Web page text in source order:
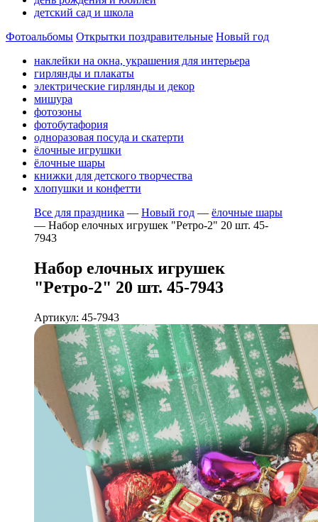
детский сад и школа
Фотоальбомы Открытки поздравительные Новый год
наклейки на окна, украшения для интерьера
гирлянды и плакаты
электрические гирлянды и декор
мишура
фотозоны
фотобутафория
одноразовая посуда и скатерти
ёлочные игрушки
ёлочные шары
книжки для детского творчества
хлопушки и конфетти
Все для праздника — Новый год — ёлочные шары
— Набор елочных игрушек "Ретро-2" 20 шт. 45-
7943
Набор елочных игрушек
"Ретро-2" 20 шт. 45-7943
Артикул: 45-7943